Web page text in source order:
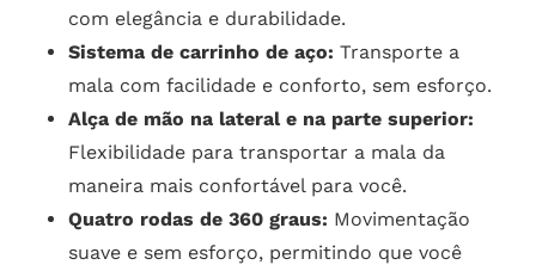
com elegância e durabilidade.
Sistema de carrinho de aço: Transporte a
mala com facilidade e conforto, sem esforço.
Alça de mão na lateral e na parte superior:
Flexibilidade para transportar a mala da
maneira mais confortável para você.
Quatro rodas de 360 graus: Movimentação
suave e sem esforço, permitindo que você